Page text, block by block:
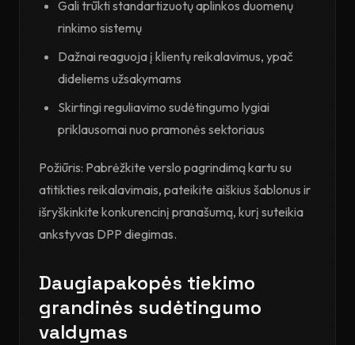
Gali trūkti standartizuotų aplinkos duomenų
rinkimo sistemų
Dažnai reaguoja į klientų reikalavimus, ypač
dideliems užsakymams
Skirtingi reguliavimo sudėtingumo lygiai
priklausomai nuo pramonės sektoriaus
Požiūris: Pabrėžkite verslo pagrindimą kartu su
atitikties reikalavimais, pateikite aiškius šablonus ir
išryškinkite konkurencinį pranašumą, kurį suteikia
ankstyvas DPP diegimas.
Daugiapakopės tiekimo
grandinės sudėtingumo
valdymas